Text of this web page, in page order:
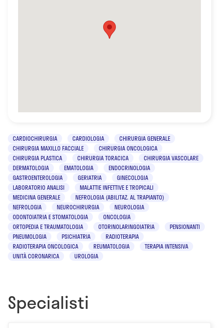
CARDIOCHIRURGIA CARDIOLOGIA
CHIRURGIA GENERALE
CHIRURGIA MAXILLO FACCIALE
CHIRURGIA ONCOLOGICA
CHIRURGIA PLASTICA
CHIRURGIA TORACICA
CHIRURGIA VASCOLARE
DERMATOLOGIA
EMATOLOGIA
ENDOCRINOLOGIA
GASTROENTEROLOGIA
GERIATRIA
GINECOLOGIA
LABORATORIO ANALISI
MALATTIE INFETTIVE E TROPICALI
MEDICINA GENERALE
NEFROLOGIA (ABILITAZ. AL TRAPIANTO)
NEFROLOGIA
NEUROCHIRURGIA
NEUROLOGIA
ODONTOIATRIA E STOMATOLOGIA
ONCOLOGIA
ORTOPEDIA E TRAUMATOLOGIA
OTORINOLARINGOIATRIA
PENSIONANTI
PNEUMOLOGIA
PSICHIATRIA
RADIOTERAPIA
RADIOTERAPIA ONCOLOGICA
REUMATOLOGIA
TERAPIA INTENSIVA
UNITÀ CORONARICA
UROLOGIA
Specialisti